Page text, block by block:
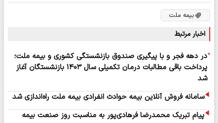
بیمه ملت
اخبار مرتبط
در دهه فجر و با پیگیری صندوق بازنشستگی کشوری و بیمه ملت؛
پرداخت باقی مطالبات درمان تکمیلی سال ۱۴۰۳ بازنشستگان آغاز
شد
سامانه فروش آنلاین بیمه حوادث انفرادی بیمه ملت راه‌اندازی شد
پیام تبریک محمدرضا فرهادی‌پور به مناسبت روز صنعت بیمه